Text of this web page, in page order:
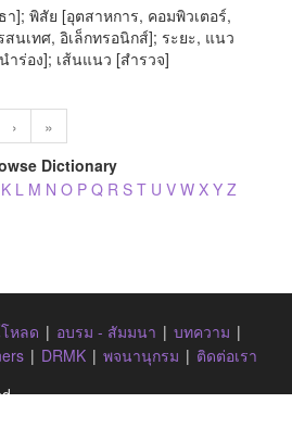
]; พิสัย [อุตสาหการ, คอมพิวเตอร์,
สนเทศ, อิเล็กทรอนิกส์]; ระยะ, แนว
ำร่อง]; เส้นแนว [สำรวจ]
›
»
Dictionary
K L M N O P Q R S T U V W X Y Z
หลด | อบรม - สัมมนา | บทความ |
| DRMK | พจนานุกรม | ติดต่อเรา